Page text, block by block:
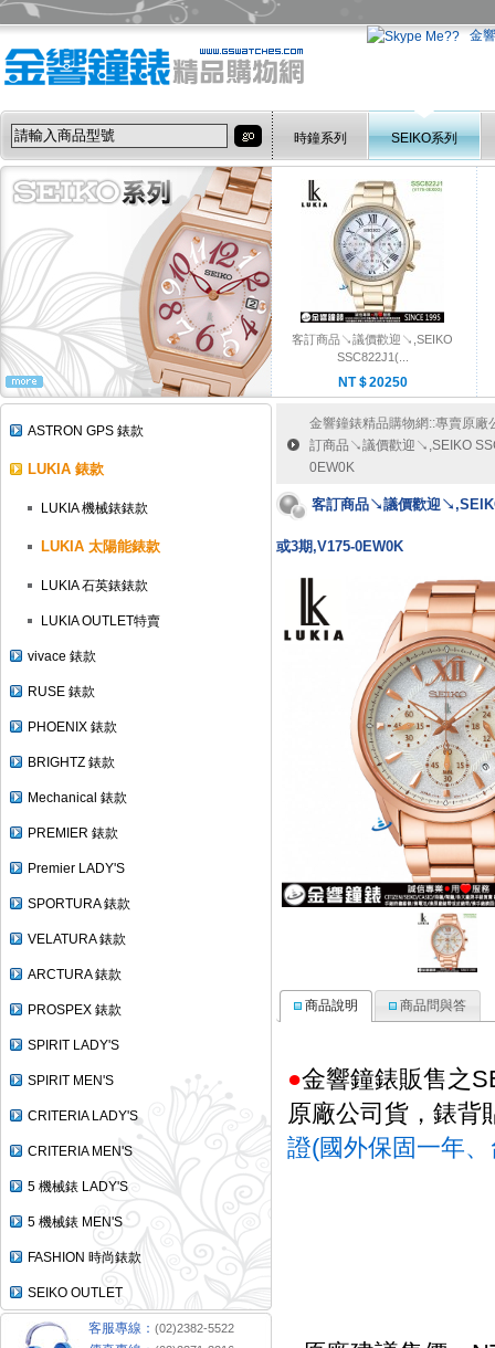
金
時鐘系列 SEIKO系列
客訂商品↘議價歡迎↘,SEIKO
SSC822J1(...
NT＄20250
ASTRON GPS 錶款
LUKIA 錶款
LUKIA 機械錶錶款
LUKIA 太陽能錶款
LUKIA 石英錶錶款
LUKIA OUTLET特賣
vivace 錶款
RUSE 錶款
PHOENIX 錶款
BRIGHTZ 錶款
Mechanical 錶款
PREMIER 錶款
Premier LADY'S
SPORTURA 錶款
VELATURA 錶款
ARCTURA 錶款
PROSPEX 錶款
SPIRIT LADY'S
SPIRIT MEN'S
CRITERIA LADY'S
CRITERIA MEN'S
5 機械錶 LADY'S
5 機械錶 MEN'S
FASHION 時尚錶款
SEIKO OUTLET
客服專線： (02)2382-5522
金響鐘錶精品購物網::專賣原廠
訂商品↘議價歡迎↘,SEIKO
0EW0K
客訂商品↘議價歡迎
或3期,V175-0EW0K
商品說明 商品問與答
●金響鐘錶販售之
原廠公司貨，錶背
證(國外保固一年